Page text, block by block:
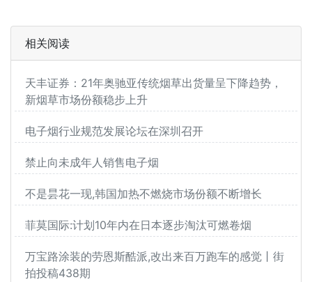
相关阅读
天丰证券：21年奥驰亚传统烟草出货量呈下降趋势，
新烟草市场份额稳步上升
电子烟行业规范发展论坛在深圳召开
禁止向未成年人销售电子烟
不是昙花一现,韩国加热不燃烧市场份额不断增长
菲莫国际:计划10年内在日本逐步淘汰可燃卷烟
万宝路涂装的劳恩斯酷派,改出来百万跑车的感觉丨街
拍投稿438期